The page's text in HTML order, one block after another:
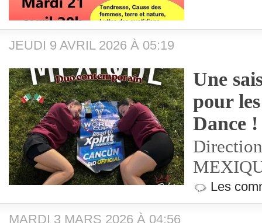
JEUDI 9 AVRIL 2026 À 05:19
Une
pour
Dance !
Les
MARDI 3 MARS 2026 À 04:56